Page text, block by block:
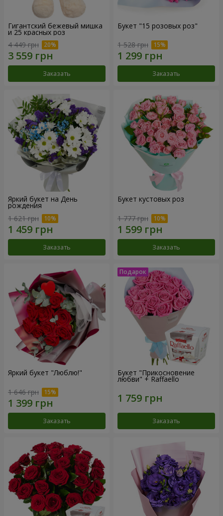
Гигантский бежевый мишка
и 25 красных роз
4 449 грн
Заказать
Букет "15 розовых роз"
1 528 грн
Заказать
Яркий букет на День
рождения
1 621 грн
Заказать
Букет кустовых роз
1 777 грн
Заказать
Яркий букет "Люблю!"
1 646 грн
Заказать
Букет "Прикосновение
любви" + Raffaello
Заказать